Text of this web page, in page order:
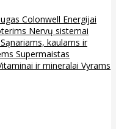
Colonwell Energijai
Nervų sistemai
Sąnariams, kaulams ir
Supermaistas
ir mineralai Vyrams